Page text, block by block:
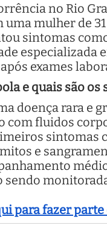
no Rio
uma mulher de
sintomas
especializada
exames
e quais são
doença rara e
com fluidos
sintomas
e
sendo
para fazer